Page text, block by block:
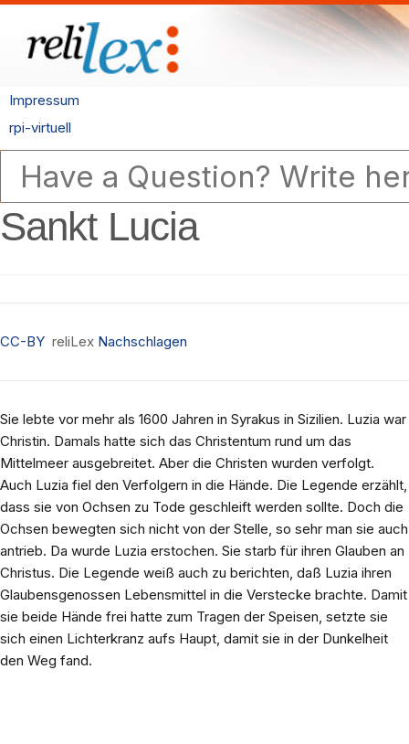
Impressum
rpi-virtuell
Sankt Lucia
CC-BY reliLex Nachschlagen
Sie lebte vor mehr als 1600 Jahren in Syrakus in Sizilien. Luzia war
Christin. Damals hatte sich das Christentum rund um das
Mittelmeer ausgebreitet. Aber die Christen wurden verfolgt.
Auch Luzia fiel den Verfolgern in die Hände. Die Legende erzählt,
dass sie von Ochsen zu Tode geschleift werden sollte. Doch die
Ochsen bewegten sich nicht von der Stelle, so sehr man sie auch
antrieb. Da wurde Luzia erstochen. Sie starb für ihren Glauben an
Christus. Die Legende weiß auch zu berichten, daß Luzia ihren
Glaubensgenossen Lebensmittel in die Verstecke brachte. Damit
sie beide Hände frei hatte zum Tragen der Speisen, setzte sie
sich einen Lichterkranz aufs Haupt, damit sie in der Dunkelheit
den Weg fand.